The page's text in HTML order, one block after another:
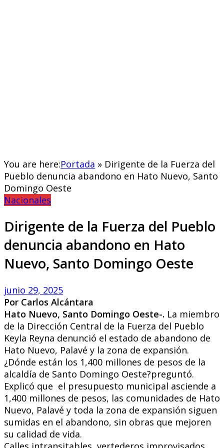
You are here:Portada » Dirigente de la Fuerza del
Pueblo denuncia abandono en Hato Nuevo, Santo
Domingo Oeste
Nacionales
Dirigente de la Fuerza del Pueblo
denuncia abandono en Hato
Nuevo, Santo Domingo Oeste
junio 29, 2025
Por Carlos Alcántara
Hato Nuevo, Santo Domingo Oeste-. La miembro
de la Dirección Central de la Fuerza del Pueblo
Keyla Reyna denunció el estado de abandono de
Hato Nuevo, Palavé y la zona de expansión.
¿Dónde están los 1,400 millones de pesos de la
alcaldía de Santo Domingo Oeste?preguntó.
Explicó que el presupuesto municipal asciende a
1,400 millones de pesos, las comunidades de Hato
Nuevo, Palavé y toda la zona de expansión siguen
sumidas en el abandono, sin obras que mejoren
su calidad de vida.